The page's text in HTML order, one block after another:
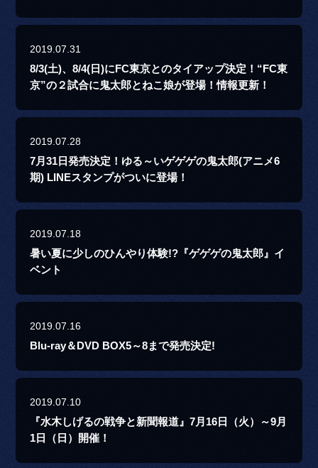
2019.07.31
8/3(土)、8/4(日)にFC東京とのタイアップ決定！“FC東
京”の２試合に鬼太郎とねこ娘が登場！情報更新！
2019.07.28
7月31日発売決定！ゆる～いゲゲゲの鬼太郎(アニメ6
期) LINEスタンプがついに登場！
2019.07.18
暑い夏に少しのひんやり体験!?『ゲゲゲの鬼太郎』イ
ベント
2019.07.16
Blu-ray＆DVD BOX5～8まで発売決定!
2019.07.10
『水木しげるの戦争と新聞報道』7月16日（火）～9月
1日（日）開催！